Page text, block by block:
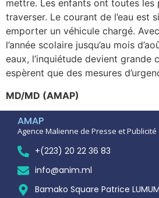
mettre. Les enfants ont toutes les
traverser. Le courant de l’eau est
emporter un véhicule chargé.
l’année scolaire jusqu’au mois
eaux, l’inquiétude devient grande
espèrent que des mesures
MD/MD (AMAP)
AMAP
Agence Malienne de Presse et Publicité
+(223) 20 22 36 83
info@anim.ml
Bamako Square Patrice